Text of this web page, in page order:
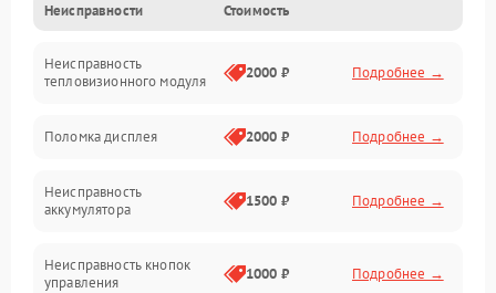
Измерения
Матрица
Неисправности Стоимость
Неисправность
тепловизионного модуля
2000 ₽ Подробнее →
Поломка дисплея 2000 ₽ Подробнее →
Неисправность
аккумулятора
1500 ₽ Подробнее →
Неисправность кнопок
управления
1000 ₽ Подробнее →